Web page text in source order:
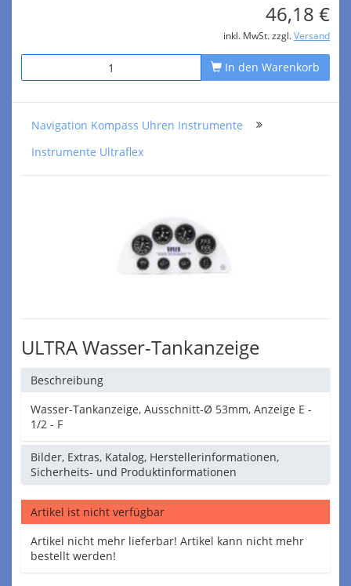
46,18 €
inkl. MwSt. zzgl. Versand
In den Warenkorb
Navigation Kompass Uhren Instrumente
Instrumente Ultraflex
ULTRA Wasser-Tankanzeige
Beschreibung
Wasser-Tankanzeige, Ausschnitt-Ø 53mm, Anzeige E -
1/2 - F
Bilder, Extras, Katalog, Herstellerinformationen,
Sicherheits- und Produktinformationen
Artikel ist nicht verfügbar
Artikel nicht mehr lieferbar! Artikel kann nicht mehr
bestellt werden!